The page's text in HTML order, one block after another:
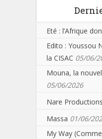
Eté : l’Afrique
Edito : Youssou
la CISAC 05/06/
Mouna, la
05/06/2026
Nare Productions
Massa 01/06/
My Way